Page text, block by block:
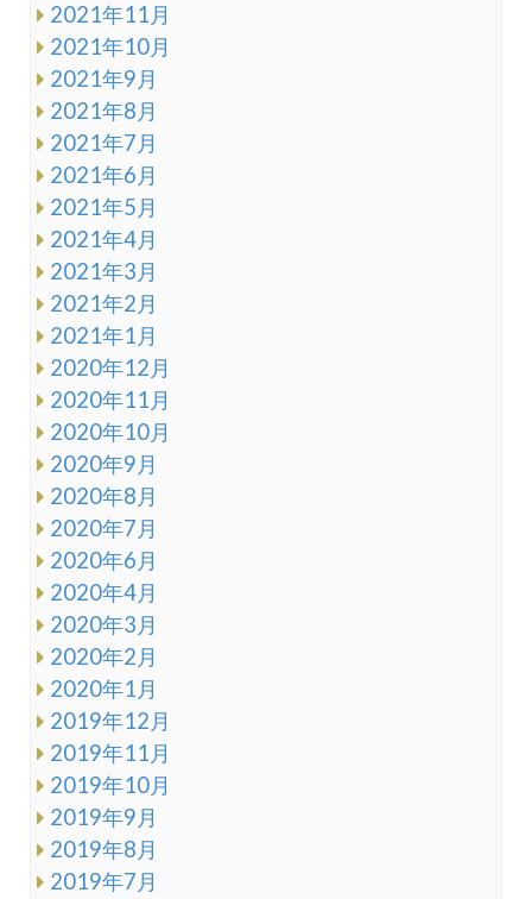
2021年11月
2021年10月
2021年9月
2021年8月
2021年7月
2021年6月
2021年5月
2021年4月
2021年3月
2021年2月
2021年1月
2020年12月
2020年11月
2020年10月
2020年9月
2020年8月
2020年7月
2020年6月
2020年4月
2020年3月
2020年2月
2020年1月
2019年12月
2019年11月
2019年10月
2019年9月
2019年8月
2019年7月